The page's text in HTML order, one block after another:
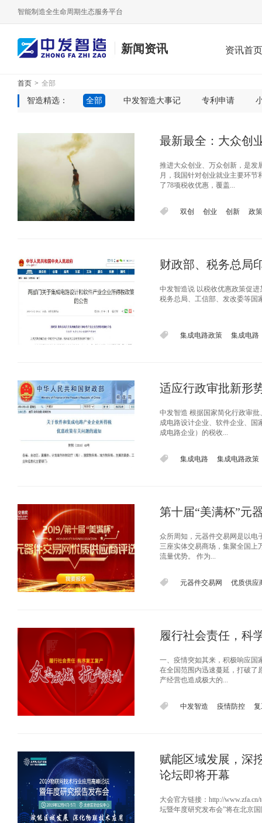
智能制造全生命周期生态服务平台
新闻资讯 资讯首页
首页 > 全部
智造精选： 全部 中发智造大事记 专利申请
最新最全：大众创
推进大众创业、万众创新，是发
月，我国针对创业就业主要环节
了78项税收优惠，覆盖...
双创 创业 创新 政策
财政部、税务总局
中发智造说 以税收优惠政策促
税务总局、工信部、发改委等国
集成电路政策 集成电路
适应行政审批新形
中发智造 根据国家简化行政审
成电路设计企业、软件企业、国
成电路企业）的税收...
集成电路 集成电路政策
第十届“美满杯”元
众所周知，元器件交易网是以电
三座实体交易商场，集聚全国上
流量优势。 作为...
元器件交易网 优质供应
履行社会责任，科
一、疫情突如其来，积极响应国
在全国范围内迅速蔓延，打破了
产经营也造成极大的...
中发智造 疫情防控
赋能区域发展，深
论坛即将开幕
大会官方链接：http://
坛暨年度研究发布会”将在北京